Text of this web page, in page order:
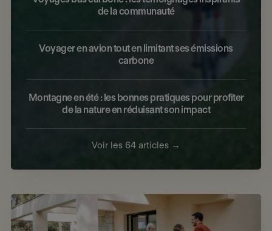
de la communauté
Voyager en avion tout en limitant ses émissions
carbone
Montagne en été : les bonnes pratiques pour profiter
de la nature en réduisant son impact
Voir les 64 articles →